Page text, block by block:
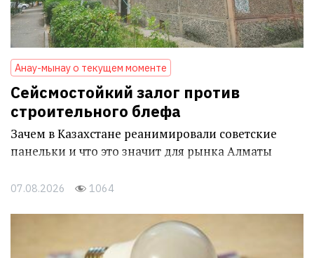
Анау-мынау о текущем моменте
Сейсмостойкий залог против
строительного блефа
Зачем в Казахстане реанимировали советские
панельки и что это значит для рынка Алматы
07.08.2026 1064